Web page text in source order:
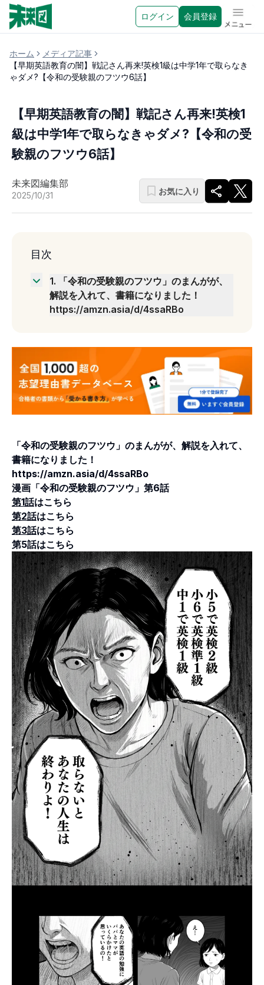
ログイン 会員登録 メニュ
ホーム
メディア記事
【早期英語教育の闇】戦記さん再来!英検1級は中学1年で取らなき
ゃダメ?【令和の受験親のフツウ6話】
【早期英語教育の闇】戦記さん再来!英検1
級は中学1年で取らなきゃダメ?【令和の受
験親のフツウ6話】
未来図編集部
2025/10/31 お気に入り
目次
1.
「令和の受験親のフツウ」のまんがが、
解説を入れて、書籍になりました！
https://amzn.asia/d/4ssaRBo
ら
「令和の受験親のフツウ」のまんがが、解説を入れて、
書籍になりました！
https://amzn.asia/d/4ssaRBo
漫画「令和の受験親のフツウ」第6話
第1話はこちら
第2話はこちら
第3話はこちら
第5話はこちら